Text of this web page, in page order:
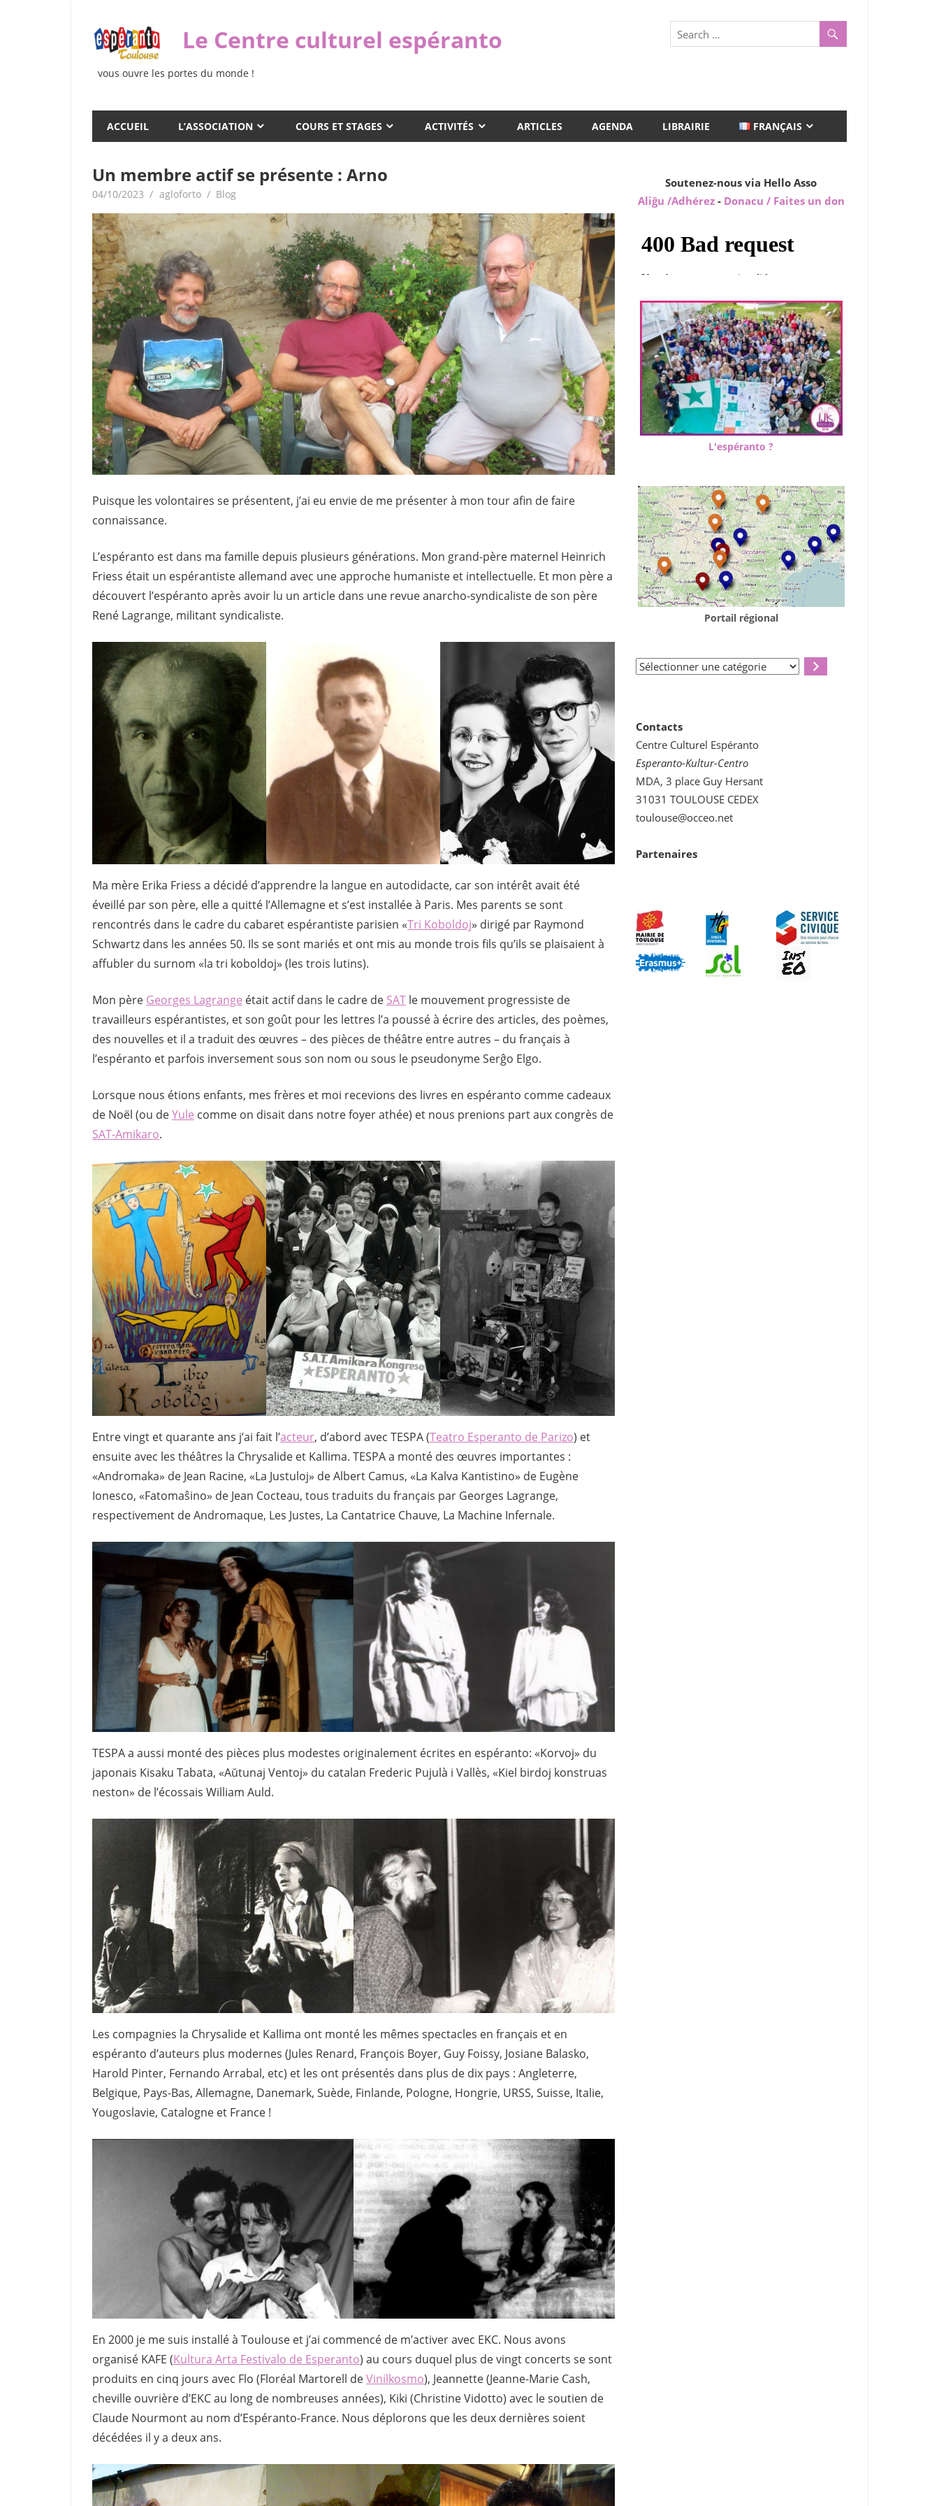
content
Le Centre culturel espéranto
vous ouvre les portes du monde !
ACCUEIL L’ASSOCIATION COURS ET STAGES ACTIVITÉS ARTICLES AGENDA LIBRAIRIE FRANÇAIS
Un membre actif se présente : Arno
04/10/2023 agloforto Blog
Puisque les volontaires se présentent, j’ai eu envie de me présenter à mon tour afin de faire
connaissance.
L’espéranto est dans ma famille depuis plusieurs générations. Mon grand-père maternel Heinrich
Friess était un espérantiste allemand avec une approche humaniste et intellectuelle. Et mon père a
découvert l’espéranto après avoir lu un article dans une revue anarcho-syndicaliste de son père
René Lagrange, militant syndicaliste.
Ma mère Erika Friess a décidé d’apprendre la langue en autodidacte, car son intérêt avait été
éveillé par son père, elle a quitté l’Allemagne et s’est installée à Paris. Mes parents se sont
rencontrés dans le cadre du cabaret espérantiste parisien «Tri Koboldoj» dirigé par Raymond
Schwartz dans les années 50. Ils se sont mariés et ont mis au monde trois fils qu’ils se plaisaient à
affubler du surnom «la tri koboldoj» (les trois lutins).
Mon père Georges Lagrange était actif dans le cadre de SAT le mouvement progressiste de
travailleurs espérantistes, et son goût pour les lettres l’a poussé à écrire des articles, des poèmes,
des nouvelles et il a traduit des œuvres – des pièces de théâtre entre autres – du français à
l’espéranto et parfois inversement sous son nom ou sous le pseudonyme Serĝo Elgo.
Lorsque nous étions enfants, mes frères et moi recevions des livres en espéranto comme cadeaux
de Noël (ou deYule comme on disait dans notre foyer athée) et nous prenions part aux congrès de
SAT-Amikaro.
Entre vingt et quarante ans j’ai fait l’acteur, d’abord avec TESPA (Teatro Esperanto de Parizo) et
ensuite avec les théâtres la Chrysalide et Kallima. TESPA a monté des œuvres importantes :
«Andromaka» de Jean Racine, «La Justuloj» de Albert Camus, «La Kalva Kantistino» de Eugène
Ionesco, «Fatomaŝino» de Jean Cocteau, tous traduits du français par Georges Lagrange,
respectivement de Andromaque, Les Justes, La Cantatrice Chauve, La Machine Infernale.
TESPA a aussi monté des pièces plus modestes originalement écrites en espéranto: «Korvoj» du
japonais Kisaku Tabata, «Aŭtunaj Ventoj» du catalan Frederic Pujulà i Vallès, «Kiel birdoj konstruas
neston» de l’écossais William Auld.
Les compagnies la Chrysalide et Kallima ont monté les mêmes spectacles en français et en
espéranto d’auteurs plus modernes (Jules Renard, François Boyer, Guy Foissy, Josiane Balasko,
Harold Pinter, Fernando Arrabal, etc) et les ont présentés dans plus de dix pays : Angleterre,
Belgique, Pays-Bas, Allemagne, Danemark, Suède, Finlande, Pologne, Hongrie, URSS, Suisse, Italie,
Yougoslavie, Catalogne et France !
En 2000 je me suis installé à Toulouse et j’ai commencé de m’activer avec EKC. Nous avons
organisé KAFE (Kultura Arta Festivalo de Esperanto) au cours duquel plus de vingt concerts se sont
produits en cinq jours avec Flo (Floréal Martorell deVinilkosmo), Jeannette (Jeanne-Marie Cash,
cheville ouvrière d’EKC au long de nombreuses années), Kiki (Christine Vidotto) avec le soutien de
Claude Nourmont au nom d’Espéranto-France. Nous déplorons que les deux dernières soient
décédées il y a deux ans.
Soutenez-nous via Hello Asso
Aliĝu /Adhérez - Donacu / Faites un don
L'espéranto ?
Portail régional
Sélectionner
Contacts
Centre Culturel Espéranto
Esperanto-Kultur-Centro
MDA, 3 place Guy Hersant
31031 TOULOUSE CEDEX
toulouse@occeo.net
Partenaires